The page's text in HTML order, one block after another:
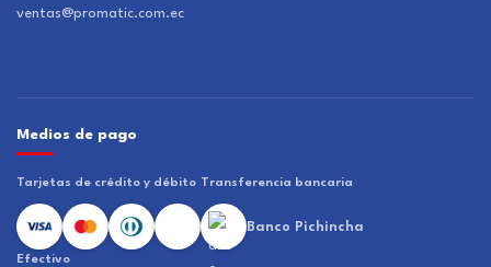
ventas@promatic.com.ec
Medios de pago
Tarjetas de crédito y débito Transferencia bancaria
Banco Pichincha
Efectivo